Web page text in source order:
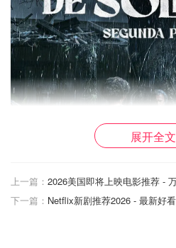
展开全文
上一篇：
下一篇：